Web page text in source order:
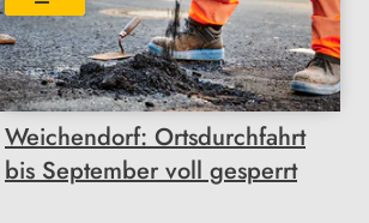
Weichendorf: Ortsdurchfahrt
bis September voll gesperrt